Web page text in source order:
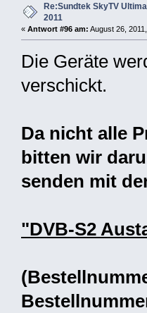
Re:Sundtek SkyTV
2011
« Antwort #96 am: August 26,
Die Geräte
verschickt.
Da nicht alle
bitten wir
senden mit
"DVB-S2